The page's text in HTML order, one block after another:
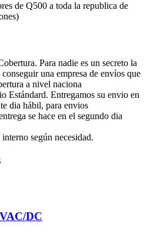
de Q500 a toda la republica de
Para nadie es un secreto la
una empresa de envíos que
a nivel naciona
Estándard. Entregamos su envio en
dia hábil, para envios
se hace en el segundo dia
según necesidad.
DC